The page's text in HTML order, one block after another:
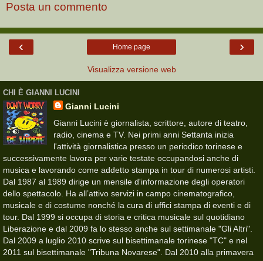
Posta un commento
‹ ›
Home page
Visualizza versione web
CHI È GIANNI LUCINI
Gianni Lucini
Gianni Lucini è giornalista, scrittore, autore di teatro,
radio, cinema e TV. Nei primi anni Settanta inizia
l'attività giornalistica presso un periodico torinese e
successivamente lavora per varie testate occupandosi anche di
musica e lavorando come addetto stampa in tour di numerosi artisti.
Dal 1987 al 1989 dirige un mensile d'informazione degli operatori
dello spettacolo. Ha all’attivo servizi in campo cinematografico,
musicale e di costume nonché la cura di uffici stampa di eventi e di
tour. Dal 1999 si occupa di storia e critica musicale sul quotidiano
Liberazione e dal 2009 fa lo stesso anche sul settimanale "Gli Altri".
Dal 2009 a luglio 2010 scrive sul bisettimanale torinese "TC" e nel
2011 sul bisettimanale "Tribuna Novarese". Dal 2010 alla primavera